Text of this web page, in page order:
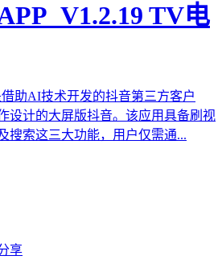
TV电
助AI技术开发的抖音第三方客户
设计的大屏版抖音。该应用具备刷视
搜索这三大功能，用户仅需通...
享